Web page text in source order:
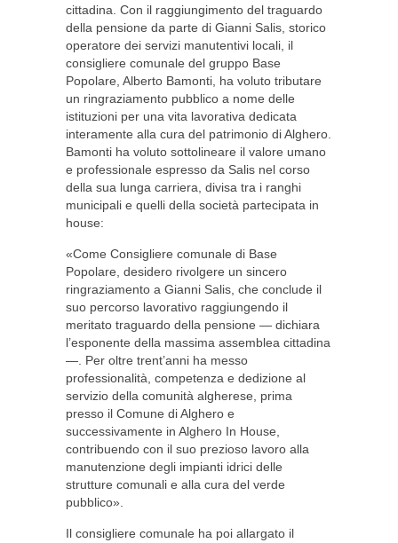
cittadina. Con il raggiungimento del traguardo
della pensione da parte di Gianni Salis, storico
operatore dei servizi manutentivi locali, il
consigliere comunale del gruppo Base
Popolare, Alberto Bamonti, ha voluto tributare
un ringraziamento pubblico a nome delle
istituzioni per una vita lavorativa dedicata
interamente alla cura del patrimonio di Alghero.
Bamonti ha voluto sottolineare il valore umano
e professionale espresso da Salis nel corso
della sua lunga carriera, divisa tra i ranghi
municipali e quelli della società partecipata in
house:
«Come Consigliere comunale di Base
Popolare, desidero rivolgere un sincero
ringraziamento a Gianni Salis, che conclude il
suo percorso lavorativo raggiungendo il
meritato traguardo della pensione — dichiara
l’esponente della massima assemblea cittadina
—. Per oltre trent’anni ha messo
professionalità, competenza e dedizione al
servizio della comunità algherese, prima
presso il Comune di Alghero e
successivamente in Alghero In House,
contribuendo con il suo prezioso lavoro alla
manutenzione degli impianti idrici delle
strutture comunali e alla cura del verde
pubblico».
Il consigliere comunale ha poi allargato il